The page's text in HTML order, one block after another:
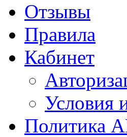
Отзывы
Правила
Кабинет
Условия
Политика